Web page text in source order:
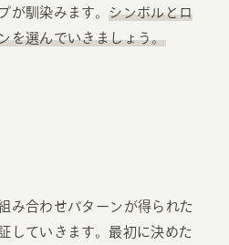
が馴染みます。シンボルとロ
を選んでいきましょう。
み合わせパターンが得られた
していきます。最初に決めた